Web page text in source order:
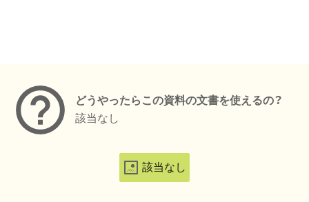
どうやったらこの資料の文書を使えるの？
該当なし
該当なし